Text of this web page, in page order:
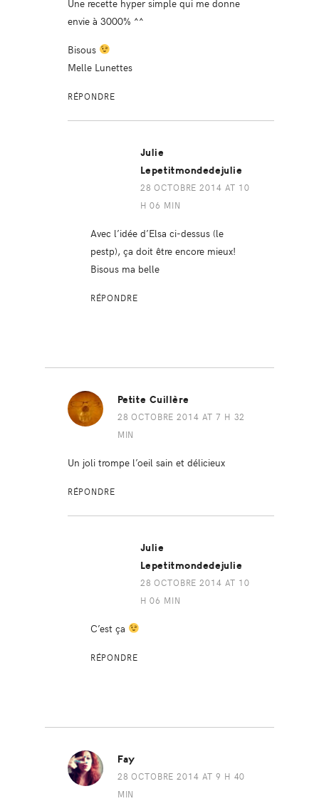
envie à 3000% ^^
Bisous
Melle Lunettes
RÉPONDRE
Julie
Lepetitmondedejulie
28 OCTOBRE 2014 AT 10
H 06 MIN
Avec l’idée d’Elsa ci-dessus (le
pestp), ça doit être encore mieux!
Bisous ma belle
RÉPONDRE
Petite Cuillère
28 OCTOBRE 2014 AT 7 H 32
MIN
Un joli trompe l’oeil sain et délicieux
RÉPONDRE
Julie
Lepetitmondedejulie
28 OCTOBRE 2014 AT 10
H 06 MIN
C’est ça
RÉPONDRE
Fay
28 OCTOBRE 2014 AT 9 H 40
MIN